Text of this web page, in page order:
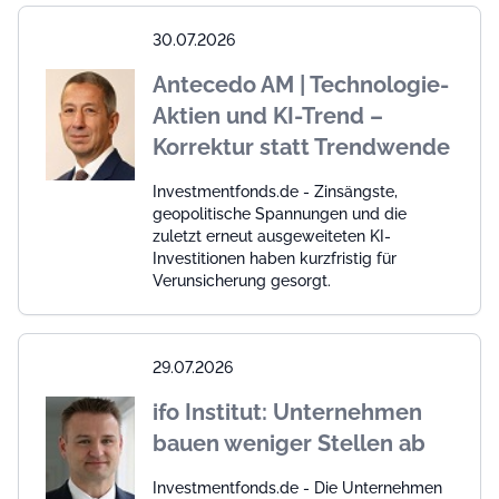
30.07.2026
Antecedo AM | Technologie-
Aktien und KI-Trend –
Korrektur statt Trendwende
Investmentfonds.de - Zinsängste,
geopolitische Spannungen und die
zuletzt erneut ausgeweiteten KI-
Investitionen haben kurzfristig für
Verunsicherung gesorgt.
29.07.2026
ifo Institut: Unternehmen
bauen weniger Stellen ab
Investmentfonds.de - Die Unternehmen